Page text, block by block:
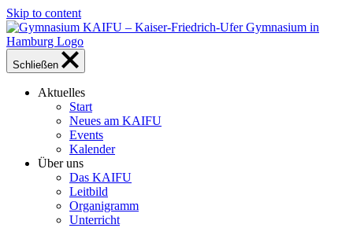
Skip to content
Schließen
Aktuelles
Start
Neues am KAIFU
Events
Kalender
Über uns
Das KAIFU
Leitbild
Organigramm
Unterricht